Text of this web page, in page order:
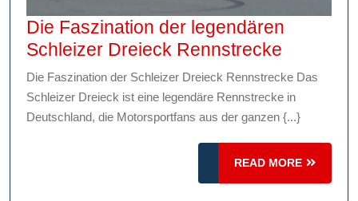
Die Faszination der legendären
Schleizer Dreieck Rennstrecke
der
Schleizer
Dreieck
Die Faszination der Schleizer Dreieck Rennstrecke Das
Schleizer Dreieck ist eine legendäre Rennstrecke in
Deutschland, die Motorsportfans aus der ganzen {...}
READ MORE
READ
MORE